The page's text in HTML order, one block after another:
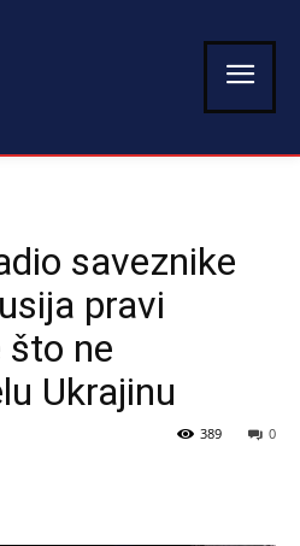
saveznike
pravi
ne
Ukrajinu
0
389